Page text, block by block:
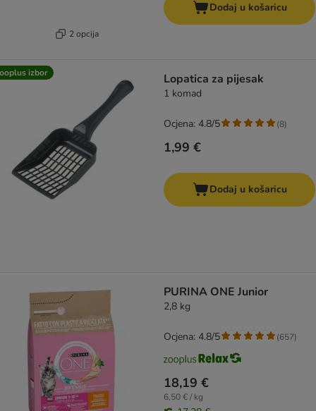
2 opcija
Dodaj u košaricu
izbor Lopatica za pijesak
1 komad
1,99 €
Ocjena: 4.8/5 (8)
Dodaj u košaricu
PURINA ONE Junior
2,8 kg
18,19 €
6,50 € / kg
Ocjena: 4.8/5 (657)